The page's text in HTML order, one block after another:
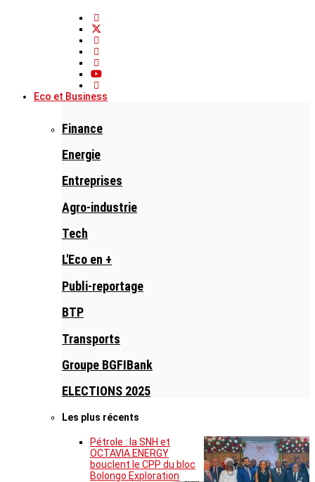
Eco et Business
Finance
Energie
Entreprises
Agro-industrie
Tech
L'Eco en +
Publi-reportage
BTP
Transports
Groupe BGFIBank
ELECTIONS 2025
Les plus récents
Pétrole : la SNH et
OCTAVIA ENERGY
bouclent le CPP du bloc
Bolongo Exploration